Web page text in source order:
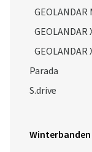
GEOLANDAR
GEOLANDAR
GEOLANDAR
Parada
S.drive
Winterbanden